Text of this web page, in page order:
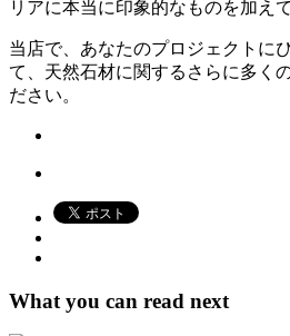
リアに本当に印象的なものを加え
当店で、あなたのプロジェクトに
て、天然石材に関するさらに多く
ださい。
What you can read next